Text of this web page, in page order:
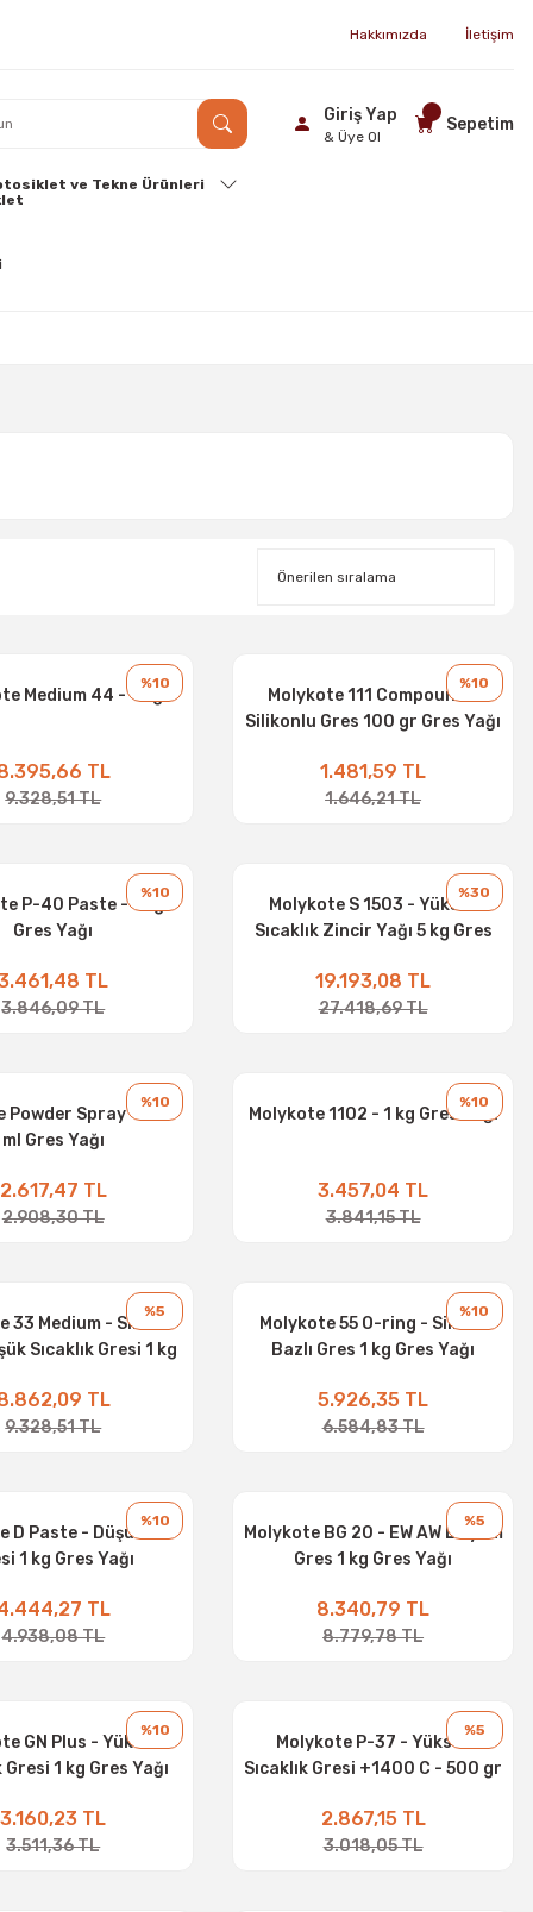
Hakkımızda İletişim
Giriş Yap
& Üye Ol
Sepetim
ve Tekne Ürünleri
%10
Medium 44 - 1 Kg
TL
9.328,51 TL
%10
Molykote 111 Compound -
Silikonlu Gres 100 gr Gres Yağı
1.481,59 TL
1.646,21 TL
%10
P-40 Paste - 1 kg
Gres Yağı
TL
3.846,09 TL
%30
Molykote S 1503 - Yüksek
Sıcaklık Zincir Yağı 5 kg Gres
19.193,08 TL
27.418,69 TL
%10
Powder Spray - 400
ml Gres Yağı
2.617,47 TL
2.908,30 TL
%10
Molykote 1102 - 1 kg Gres Yağı
3.457,04 TL
3.841,15 TL
%5
33 Medium - Silikon
Sıcaklık Gresi 1 kg
TL
9.328,51 TL
%10
Molykote 55 O-ring - Silikon
Bazlı Gres 1 kg Gres Yağı
5.926,35 TL
6.584,83 TL
%10
D Paste - Düşük Hız
1 kg Gres Yağı
TL
4.938,08 TL
%5
Molykote BG 20 - EW AW Lityum
Gres 1 kg Gres Yağı
8.340,79 TL
8.779,78 TL
%10
GN Plus - Yüksek
Gresi 1 kg Gres Yağı
3.160,23 TL
3.511,36 TL
%5
Molykote P-37 - Yüksek
Sıcaklık Gresi +1400 C - 500 gr
2.867,15 TL
3.018,05 TL